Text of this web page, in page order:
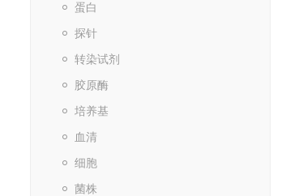
蛋白
探针
转染试剂
胶原酶
培养基
血清
细胞
菌株